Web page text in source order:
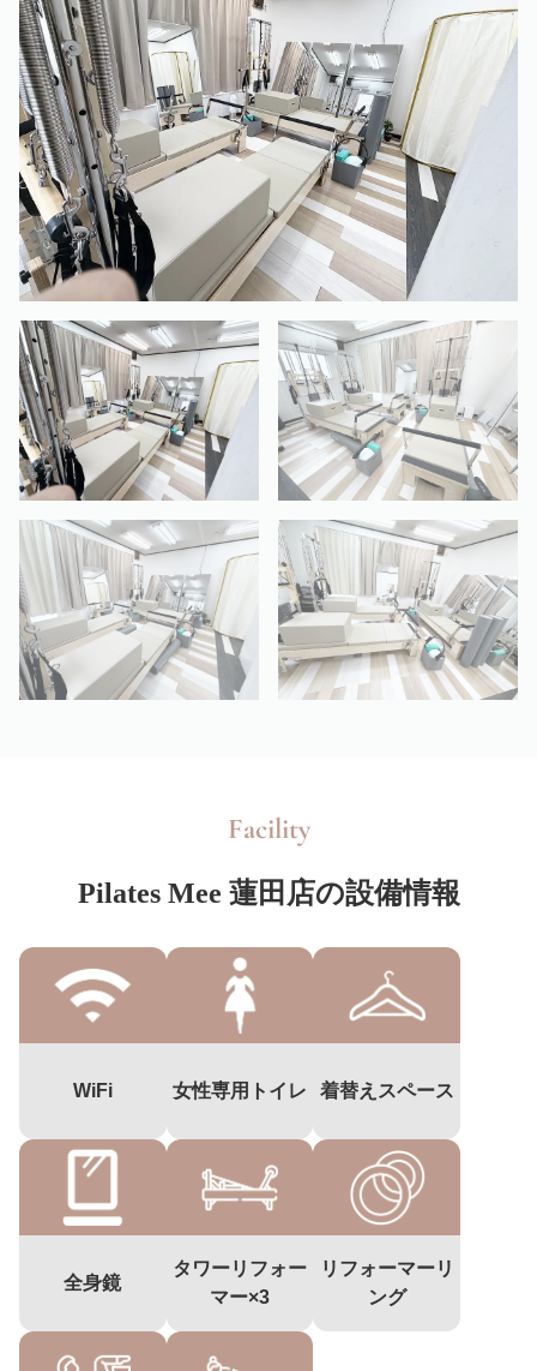
Facility
Pilates Mee 蓮田店の設備情報
WiFi 女性専用トイレ 着替えスペース
全身鏡
タワーリフォー
マー×3
リフォーマーリ
ング